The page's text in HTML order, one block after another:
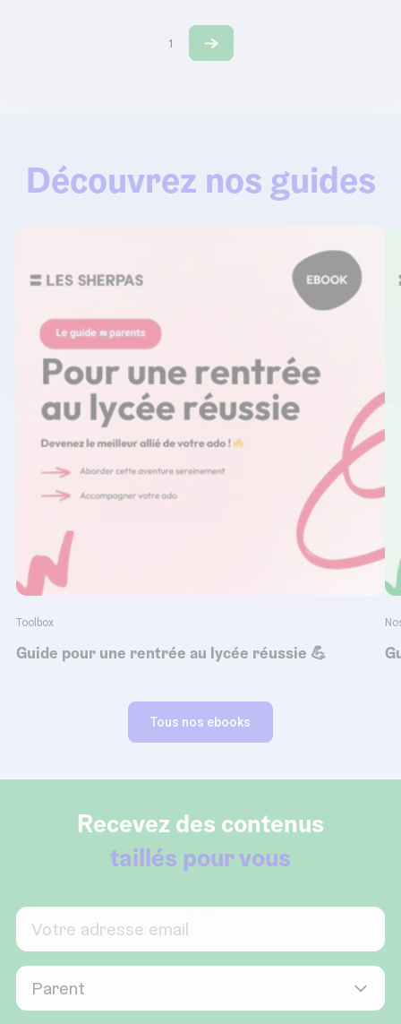
1
Découvrez nos guides
Toolbox
Guide pour une rentrée au lycée réussie 💪
Tous nos ebooks
Recevez des contenus
taillés pour vous